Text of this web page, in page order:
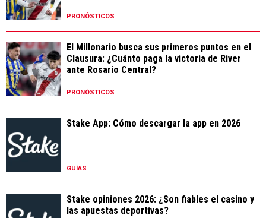
PRONÓSTICOS
El Millonario busca sus primeros puntos en el
Clausura: ¿Cuánto paga la victoria de River
ante Rosario Central?
PRONÓSTICOS
Stake App: Cómo descargar la app en 2026
GUÍAS
Stake opiniones 2026: ¿Son fiables el casino y
las apuestas deportivas?